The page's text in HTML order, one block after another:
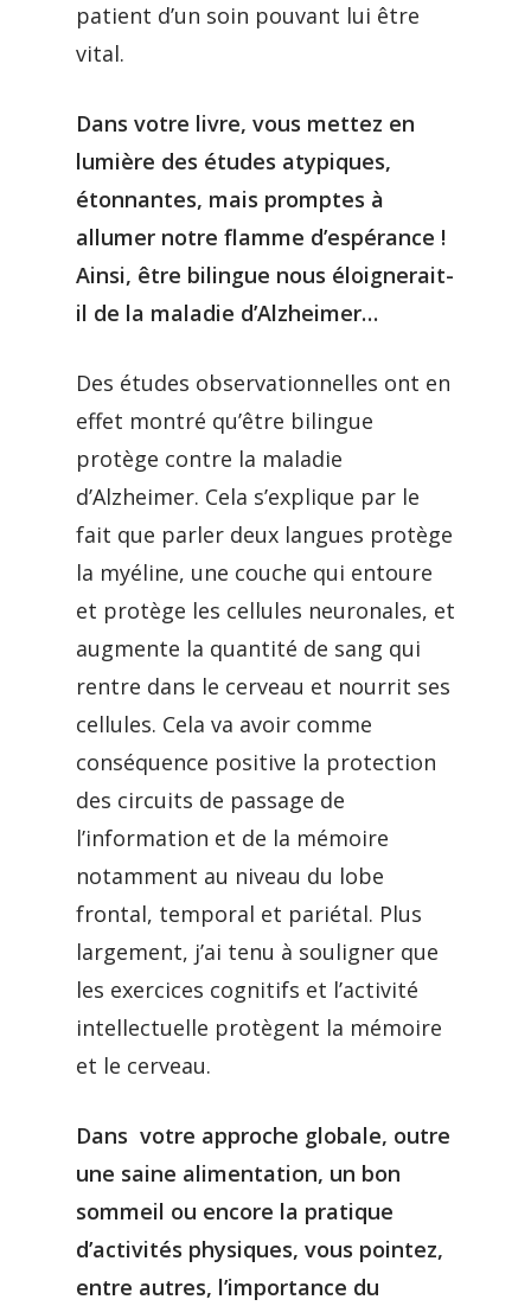
patient d’un soin pouvant lui être
vital.
Dans votre livre, vous mettez en
lumière des études atypiques,
étonnantes, mais promptes à
allumer notre flamme d’espérance !
Ainsi, être bilingue nous éloignerait-
il de la maladie d’Alzheimer…
Des études observationnelles ont en
effet montré qu’être bilingue
protège contre la maladie
d’Alzheimer. Cela s’explique par le
fait que parler deux langues protège
la myéline, une couche qui entoure
et protège les cellules neuronales, et
augmente la quantité de sang qui
rentre dans le cerveau et nourrit ses
cellules. Cela va avoir comme
conséquence positive la protection
des circuits de passage de
l’information et de la mémoire
notamment au niveau du lobe
frontal, temporal et pariétal. Plus
largement, j’ai tenu à souligner que
les exercices cognitifs et l’activité
intellectuelle protègent la mémoire
et le cerveau.
Dans votre approche globale, outre
une saine alimentation, un bon
sommeil ou encore la pratique
d’activités physiques, vous pointez,
entre autres, l’importance du